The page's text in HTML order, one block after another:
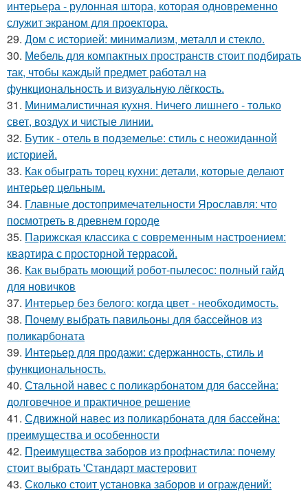
интерьера - рулонная штора, которая одновременно
служит экраном для проектора.
29. Дом с историей: минимализм, металл и стекло.
30. Мебель для компактных пространств стоит подбирать
так, чтобы каждый предмет работал на
функциональность и визуальную лёгкость.
31. Минималистичная кухня. Ничего лишнего - только
свет, воздух и чистые линии.
32. Бутик - отель в подземелье: стиль с неожиданной
историей.
33. Как обыграть торец кухни: детали, которые делают
интерьер цельным.
34. Главные достопримечательности Ярославля: что
посмотреть в древнем городе
35. Парижская классика с современным настроением:
квартира с просторной террасой.
36. Как выбрать моющий робот-пылесос: полный гайд
для новичков
37. Интерьер без белого: когда цвет - необходимость.
38. Почему выбрать павильоны для бассейнов из
поликарбоната
39. Интерьер для продажи: сдержанность, стиль и
функциональность.
40. Стальной навес с поликарбонатом для бассейна:
долговечное и практичное решение
41. Сдвижной навес из поликарбоната для бассейна:
преимущества и особенности
42. Преимущества заборов из профнастила: почему
стоит выбрать 'Стандарт мастеровит
43. Сколько стоит установка заборов и ограждений: